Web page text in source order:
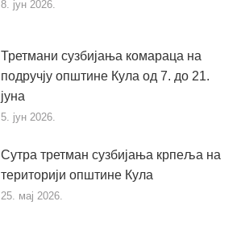
8. јун 2026.
Третмани сузбијања комараца на
подручју општине Кула од 7. до 21.
јуна
5. јун 2026.
Сутра третман сузбијања крпеља на
територији општине Кула
25. мај 2026.